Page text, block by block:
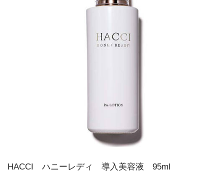
HACCI ハニーレディ 導入美容液 95ml